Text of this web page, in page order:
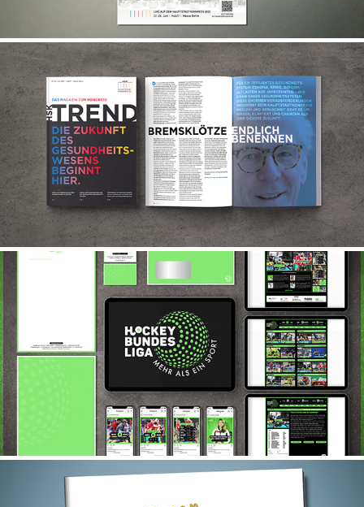
MAGAZIN HAUTSTADTKONGRESS BERLIN
HOCKEY BUNDESLIGA